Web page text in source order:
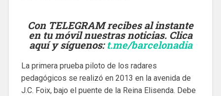
Con TELEGRAM recibes al instante
en tu móvil nuestras noticias. Clica
aquí y síguenos:t.me/barcelonadia
La primera prueba piloto de los radares
pedagógicos se realizó en 2013 en la avenida de
J.C. Foix, bajo el puente de la Reina Elisenda. Debe